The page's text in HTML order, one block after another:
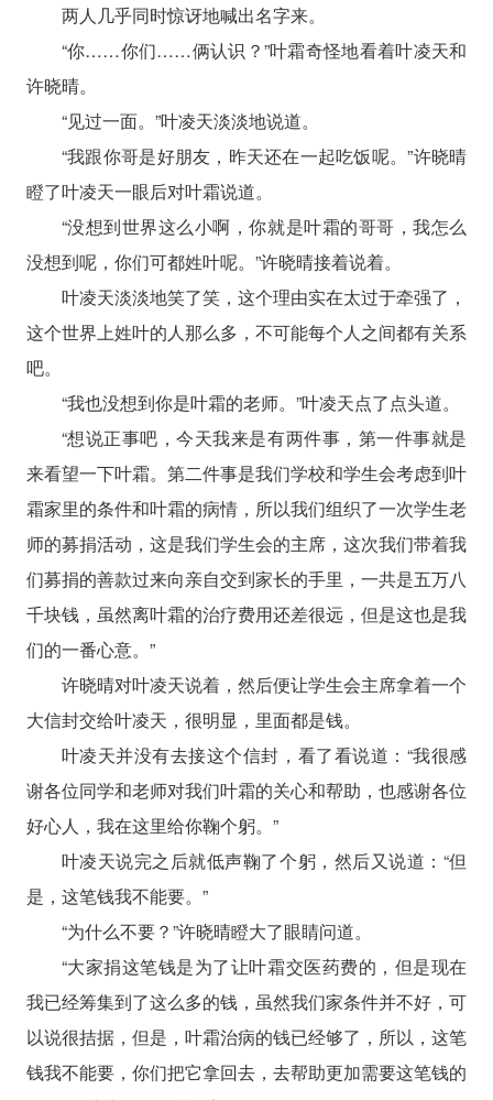
两人几乎同时惊讶地喊出名字来。
“你……你们……俩认识？”叶霜奇怪地看着叶凌天和
许晓晴。
“见过一面。”叶凌天淡淡地说道。
“我跟你哥是好朋友，昨天还在一起吃饭呢。”许晓晴
瞪了叶凌天一眼后对叶霜说道。
“没想到世界这么小啊，你就是叶霜的哥哥，我怎么
没想到呢，你们可都姓叶呢。”许晓晴接着说着。
叶凌天淡淡地笑了笑，这个理由实在太过于牵强了，
这个世界上姓叶的人那么多，不可能每个人之间都有关系
吧。
“我也没想到你是叶霜的老师。”叶凌天点了点头道。
“想说正事吧，今天我来是有两件事，第一件事就是
来看望一下叶霜。第二件事是我们学校和学生会考虑到叶
霜家里的条件和叶霜的病情，所以我们组织了一次学生老
师的募捐活动，这是我们学生会的主席，这次我们带着我
们募捐的善款过来向亲自交到家长的手里，一共是五万八
千块钱，虽然离叶霜的治疗费用还差很远，但是这也是我
们的一番心意。”
许晓晴对叶凌天说着，然后便让学生会主席拿着一个
大信封交给叶凌天，很明显，里面都是钱。
叶凌天并没有去接这个信封，看了看说道：“我很感
谢各位同学和老师对我们叶霜的关心和帮助，也感谢各位
好心人，我在这里给你鞠个躬。”
叶凌天说完之后就低声鞠了个躬，然后又说道：“但
是，这笔钱我不能要。”
“为什么不要？”许晓晴瞪大了眼睛问道。
“大家捐这笔钱是为了让叶霜交医药费的，但是现在
我已经筹集到了这么多的钱，虽然我们家条件并不好，可
以说很拮据，但是，叶霜治病的钱已经够了，所以，这笔
钱我不能要，你们把它拿回去，去帮助更加需要这笔钱的